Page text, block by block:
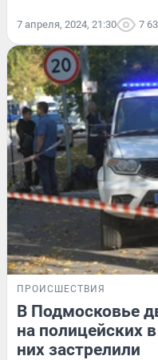
7 апреля, 2024, 21:30 7
ПРОИСШЕСТВИЯ
В Подмосковье
на полицейских
них застрелили